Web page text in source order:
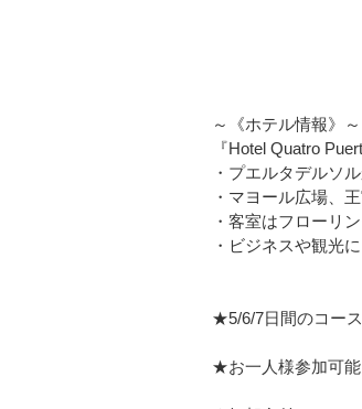
～《ホテル情報》～
『Hotel Quatro
・プエルタデルソ
・マヨール広場、
・客室はフローリ
・ビジネスや観光
★5/6/7日間のコース
★お一人様参加可能